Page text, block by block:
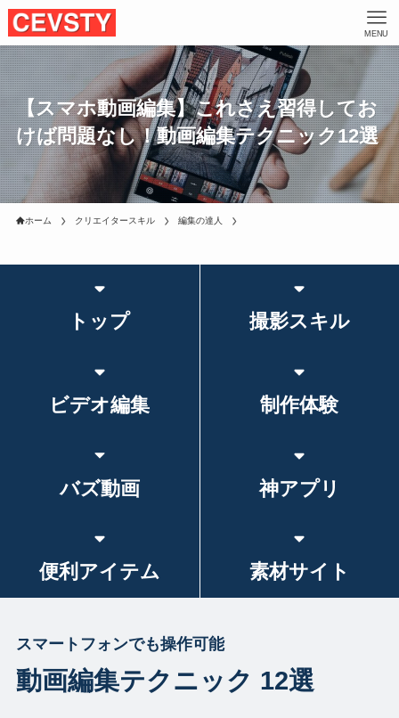
MENU
【スマホ動画編集】これさえ習得してお
けば問題なし！動画編集テクニック12選
ホーム クリエイタースキル 編集の達人
トップ 撮影スキル
ビデオ編集 制作体験
バズ動画 神アプリ
便利アイテム 素材サイト
スマートフォンでも操作可能
動画編集テクニック 12選